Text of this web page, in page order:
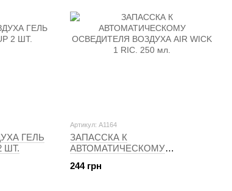
ГЕЛЬ
ШТ.
Артикул: A1164
ЗАПАССКА К
АВТОМАТИЧЕСКОМУ
WICK 1 RIC. 250 мл.
244 грн